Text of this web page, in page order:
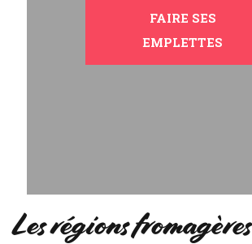
FAIRE SES
EMPLETTES
Les régions fromagères